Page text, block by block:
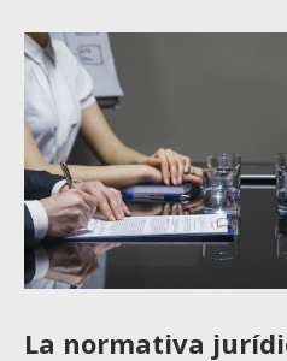
La normativa